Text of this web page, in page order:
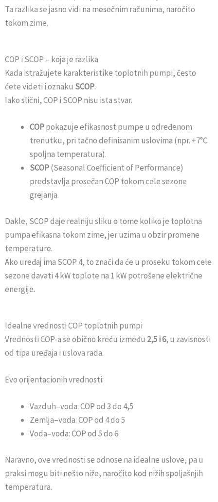
Ta razlika se jasno vidi na mesečnim računima, naročito
tokom zime.
COP i SCOP – koja je razlika
Kada istražujete karakteristike toplotnih pumpi, često
ćete videti i oznaku SCOP.
Iako slični, COP i SCOP nisu ista stvar.
COPpokazuje efikasnost pumpe u određenom
trenutku, pri tačno definisanim uslovima (npr. +7°C
spoljna temperatura).
SCOP(Seasonal Coefficient of Performance)
predstavlja prosečan COP tokom cele sezone
grejanja.
Dakle, SCOP daje realniju sliku o tome koliko je toplotna
pumpa efikasna tokom zime, jer uzima u obzir promene
temperature.
Ako uređaj ima SCOP 4, to znači da će u proseku tokom cele
sezone davati 4 kW toplote na 1 kW potrošene električne
energije.
Idealne vrednosti COP toplotnih pumpi
Vrednosti COP-a se obično kreću između 2,5 i 6, u zavisnosti
od tipa uređaja i uslova rada.
Evo orijentacionih vrednosti:
Vazduh–voda: COP od 3 do 4,5
Zemlja–voda: COP od 4 do 5
Voda–voda: COP od 5 do 6
Naravno, ove vrednosti se odnose na idealne uslove, pa u
praksi mogu biti nešto niže, naročito kod nižih spoljašnjih
temperatura.